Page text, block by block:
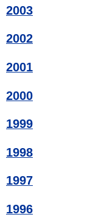
2003
2002
2001
2000
1999
1998
1997
1996